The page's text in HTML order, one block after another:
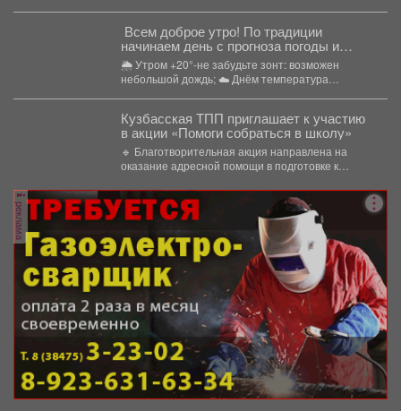
Всем доброе утро! По традиции
начинаем день с прогноза погоды и
щепотки народной мудрости
🌦 Утром +20°-не забудьте зонт: возможен
небольшой дождь; ☁️ Днём температура
Кузбасская ТПП приглашает к участию
в акции «Помоги собраться в школу»
🔹 Благотворительная акция направлена на
оказание адресной помощи в подготовке к
реклама